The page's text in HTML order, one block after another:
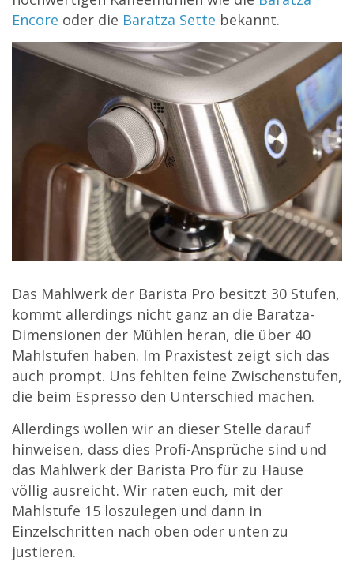
Encore oder die Baratza Sette bekannt.
Das Mahlwerk der Barista Pro besitzt 30 Stufen,
kommt allerdings nicht ganz an die Baratza-
Dimensionen der Mühlen heran, die über 40
Mahlstufen haben. Im Praxistest zeigt sich das
auch prompt. Uns fehlten feine Zwischenstufen,
die beim Espresso den Unterschied machen.
Allerdings wollen wir an dieser Stelle darauf
hinweisen, dass dies Profi-Ansprüche sind und
das Mahlwerk der Barista Pro für zu Hause
völlig ausreicht. Wir raten euch, mit der
Mahlstufe 15 loszulegen und dann in
Einzelschritten nach oben oder unten zu
justieren.